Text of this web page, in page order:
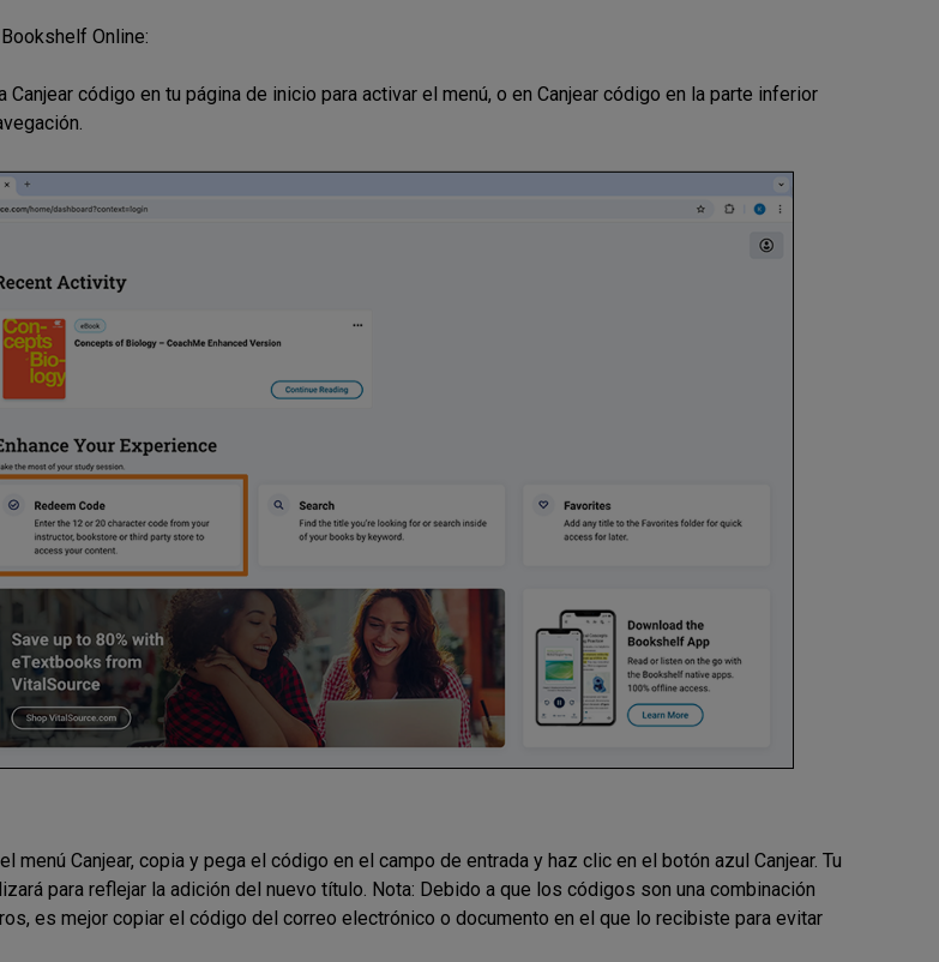
Online:
Canjear código en tu página de inicio para activar el menú, o en Canjear código en la parte inferior
menú Canjear, copia y pega el código en el campo de entrada y haz clic en el botón azul Canjear. Tu
para reflejar la adición del nuevo título. Nota: Debido a que los códigos son una combinación
es mejor copiar el código del correo electrónico o documento en el que lo recibiste para evitar